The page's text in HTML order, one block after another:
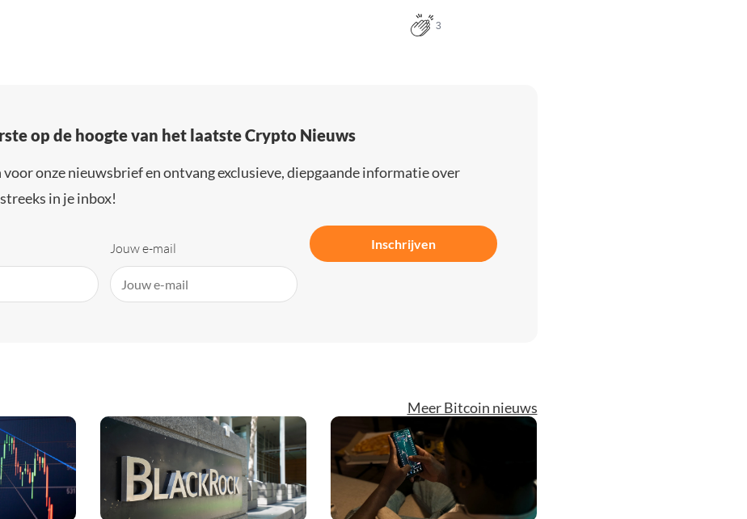
3
op de hoogte van het laatste Crypto Nieuws
voor onze nieuwsbrief en ontvang exclusieve, diepgaande informatie over
in je inbox!
Jouw e-mail Inschrijven
Meer Bitcoin nieuws